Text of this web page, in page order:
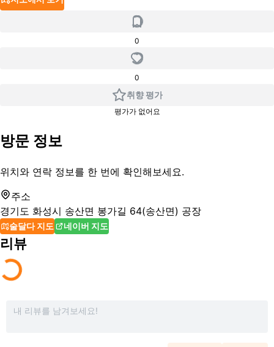
0
0
취향 평가
평가가 없어요
방문 정보
위치와 연락 정보를 한 번에 확인해보세요.
주소
경기도 화성시 송산면 봉가길 64(송산면) 공장
술달다 지도 네이버 지도
리뷰